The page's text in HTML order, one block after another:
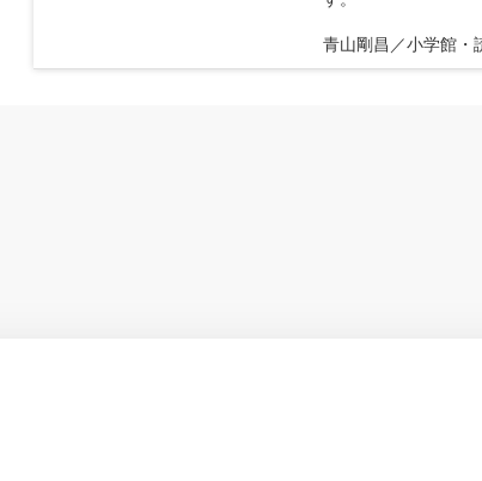
青山剛昌／小学館・